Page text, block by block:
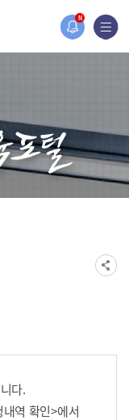
N
개설되었습니다.
다.
역 확인>에서